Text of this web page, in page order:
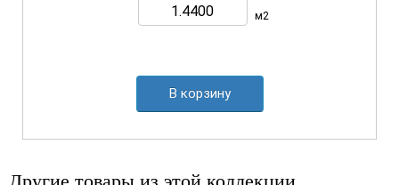
м2
В корзину